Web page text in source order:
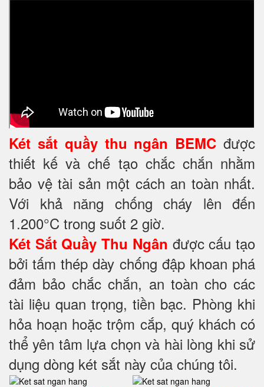
Két sắt quầy thu ngân BEMC được
thiết kế và chế tạo chắc chắn nhằm
bảo vệ tài sản một cách an toàn nhất.
Với khả năng chống cháy lên đến
1.200°C trong suốt 2 giờ.
Két Sắt Quầy Thu Ngân được cấu tạo
bởi tấm thép dày chống đập khoan phá
đảm bảo chắc chắn, an toàn cho các
tài liệu quan trọng, tiền bạc. Phòng khi
hỏa hoạn hoặc trộm cắp, quý khách có
thể yên tâm lựa chọn và hài lòng khi sử
dụng dòng két sắt này của chúng tôi.